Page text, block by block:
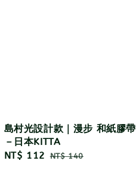
島村光設計款｜漫步 和紙膠帶
－日本KITTA
Sale
NT$ 112 Regular
NT$ 140